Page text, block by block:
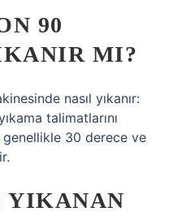
90
MI?
nasıl yıkanır:
talimatlarını
30 derece ve
YIKANAN